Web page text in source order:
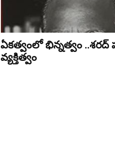
ఏకత్వంలో భిన్నత్వం
వ్యక్తిత్వం